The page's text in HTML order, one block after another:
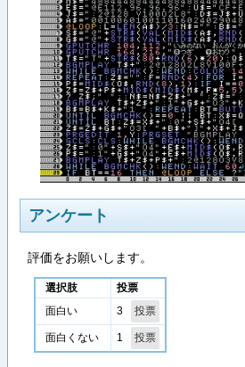
アンケート
評価をお願いします。
選択肢 投票
面白い 3
面白くない 1